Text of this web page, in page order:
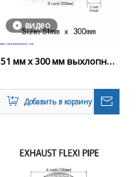
видео
51 мм x 300 мм выхлопная
Добавить в корзину